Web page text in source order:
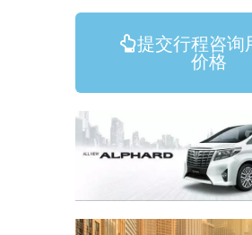
提交行程咨询
价格